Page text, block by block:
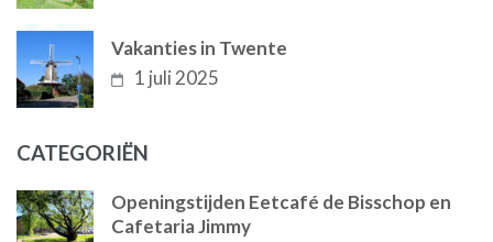
Vakanties in Twente
1 juli 2025
CATEGORIËN
Openingstijden Eetcafé de Bisschop en
Cafetaria Jimmy